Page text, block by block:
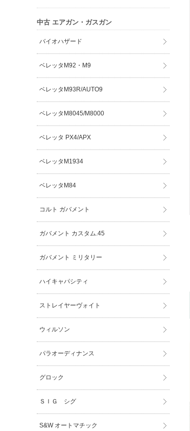
中古 エアガン・ガスガン
バイオハザード
ベレッタM92・M9
ベレッタM93R/AUTO9
ベレッタM8045/M8000
ベレッタ PX4/APX
ベレッタM1934
ベレッタM84
コルト ガバメント
ガバメント カスタム.45
ガバメント ミリタリー
ハイキャパシティ
ストレイヤーヴォイト
ウィルソン
パラオーディナンス
グロック
ＳＩＧ シグ
S&W オートマチック